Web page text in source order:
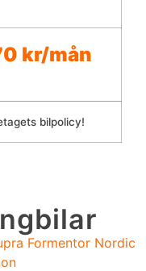
kr/mån
bilpolicy!